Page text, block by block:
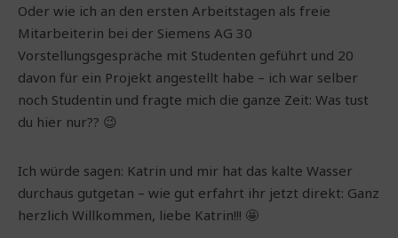
Oder wie ich an den ersten Arbeitstagen als freie
Mitarbeiterin bei der Siemens AG 30
Vorstellungsgespräche mit Studenten geführt und 20
davon für ein Projekt angestellt habe – ich war selber
noch Studentin und fragte mich die ganze Zeit: Was tust
du hier nur?? 😉
Ich würde sagen: Katrin und mir hat das kalte Wasser
durchaus gutgetan – wie gut erfahrt ihr jetzt direkt: Ganz
herzlich Willkommen, liebe Katrin!!! 🤩